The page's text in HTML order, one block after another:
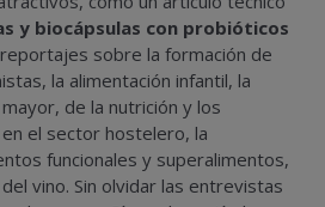
y biocápsulas con probióticos
sobre la formación de
la alimentación infantil, la
de la nutrición y los
el sector hostelero, la
funcionales y superalimentos,
vino. Sin olvidar las entrevistas